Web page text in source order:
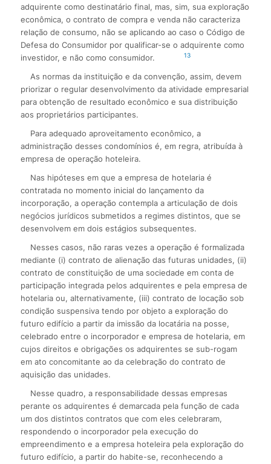
adquirente como destinatário final, mas, sim, sua exploração
econômica, o contrato de compra e venda não caracteriza
relação de consumo, não se aplicando ao caso o Código de
Defesa do Consumidor por qualificar-se o adquirente como
investidor, e não como consumidor.
13
As normas da instituição e da convenção, assim, devem
priorizar o regular desenvolvimento da atividade empresarial
para obtenção de resultado econômico e sua distribuição
aos proprietários participantes.
Para adequado aproveitamento econômico, a
administração desses condomínios é, em regra, atribuída à
empresa de operação hoteleira.
Nas hipóteses em que a empresa de hotelaria é
contratada no momento inicial do lançamento da
incorporação, a operação contempla a articulação de dois
negócios jurídicos submetidos a regimes distintos, que se
desenvolvem em dois estágios subsequentes.
Nesses casos, não raras vezes a operação é formalizada
mediante (i) contrato de alienação das futuras unidades, (ii)
contrato de constituição de uma sociedade em conta de
participação integrada pelos adquirentes e pela empresa de
hotelaria ou, alternativamente, (iii) contrato de locação sob
condição suspensiva tendo por objeto a exploração do
futuro edifício a partir da imissão da locatária na posse,
celebrado entre o incorporador e empresa de hotelaria, em
cujos direitos e obrigações os adquirentes se sub-rogam
em ato concomitante ao da celebração do contrato de
aquisição das unidades.
Nesse quadro, a responsabilidade dessas empresas
perante os adquirentes é demarcada pela função de cada
um dos distintos contratos que com eles celebraram,
respondendo o incorporador pela execução do
empreendimento e a empresa hoteleira pela exploração do
futuro edifício, a partir do habite-se, reconhecendo a